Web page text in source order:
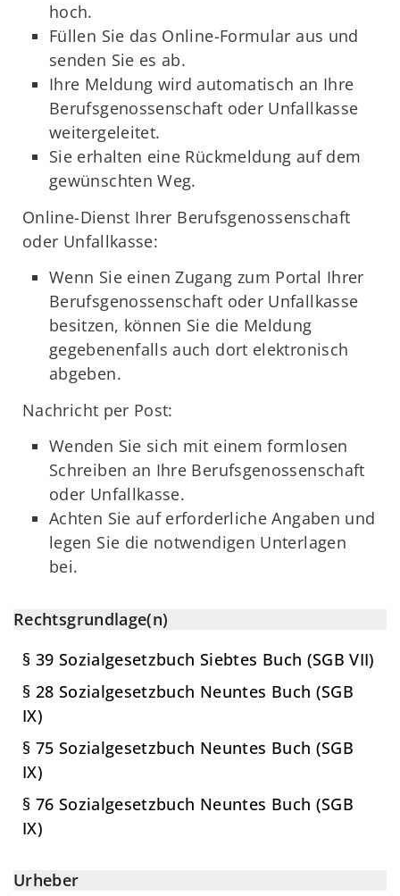
hoch.
Füllen Sie das Online-Formular aus und
senden Sie es ab.
Ihre Meldung wird automatisch an Ihre
Berufsgenossenschaft oder Unfallkasse
weitergeleitet.
Sie erhalten eine Rückmeldung auf dem
gewünschten Weg.
Online-Dienst Ihrer Berufsgenossenschaft
oder Unfallkasse:
Wenn Sie einen Zugang zum Portal Ihrer
Berufsgenossenschaft oder Unfallkasse
besitzen, können Sie die Meldung
gegebenenfalls auch dort elektronisch
abgeben.
Nachricht per Post:
Wenden Sie sich mit einem formlosen
Schreiben an Ihre Berufsgenossenschaft
oder Unfallkasse.
Achten Sie auf erforderliche Angaben und
legen Sie die notwendigen Unterlagen
bei.
Rechtsgrundlage(n)
§ 39 Sozialgesetzbuch Siebtes Buch (SGB VII)
§ 28 Sozialgesetzbuch Neuntes Buch (SGB
IX)
§ 75 Sozialgesetzbuch Neuntes Buch (SGB
IX)
§ 76 Sozialgesetzbuch Neuntes Buch (SGB
IX)
Urheber